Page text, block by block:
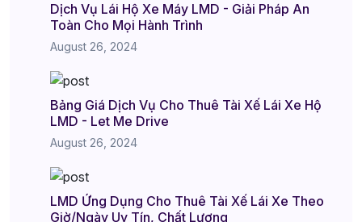
Dịch Vụ Lái Hộ Xe Máy LMD - Giải Pháp An
Toàn Cho Mọi Hành Trình
August 26, 2024
Bảng Giá Dịch Vụ Cho Thuê Tài Xế Lái Xe Hộ
LMD - Let Me Drive
August 26, 2024
LMD Ứng Dụng Cho Thuê Tài Xế Lái Xe Theo
Giờ/Ngày Uy Tín, Chất Lượng